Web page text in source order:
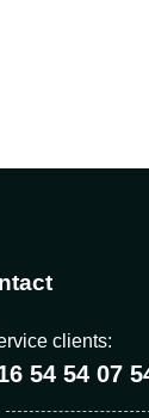
clients:
54 54 07